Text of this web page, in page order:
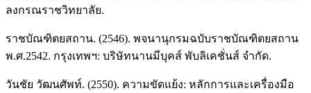
ลงกรณราชวิทยาลัย.
ราชบัณฑิตยสถาน. (2546). พจนานุกรมฉบับราชบัณฑิตยสถาน
พ.ศ.2542. กรุงเทพฯ: บริษัทนานมีบุคส์ พับลิเคชั่นส์ จำกัด.
วันชัย วัฒนศัพท์. (2550). ความขัดแย้ง: หลักการและเครื่องมือ